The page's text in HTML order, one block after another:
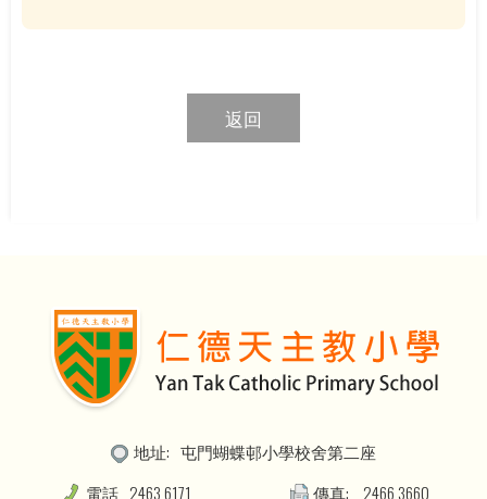
返回
地址: 屯門蝴蝶邨小學校舍第二座
電話 2463 6171 傳真: 2466 3660